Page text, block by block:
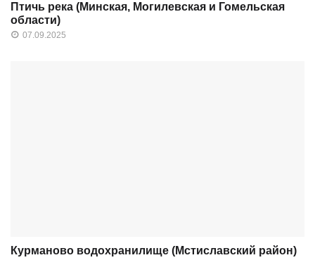
Птичь река (Минская, Могилевская и Гомельская
области)
07.09.2025
Курманово водохранилище (Мстиславский район)